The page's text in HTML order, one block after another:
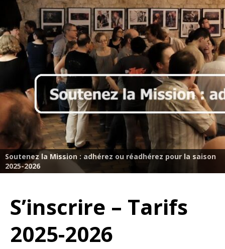
Soutenez la Mission : adhérez ou réadhérez pour la saison
2025-2026
S’inscrire – Tarifs
2025-2026